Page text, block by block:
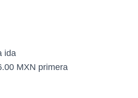
ida
MXN primera